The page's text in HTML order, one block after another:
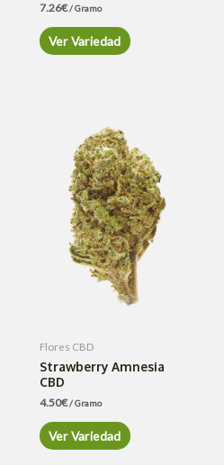
7.26€/ Gramo
Ver Variedad
Flores CBD
Strawberry Amnesia
CBD
4.50€/ Gramo
Ver Variedad